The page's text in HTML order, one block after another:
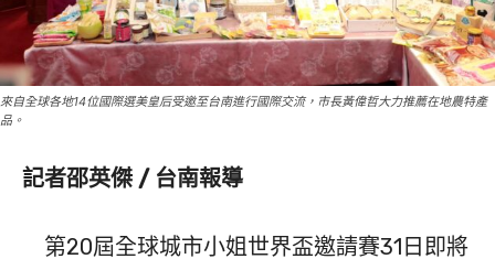
來自全球各地14位國際選美皇后受邀至台南進行國際交流，市長黃偉哲大力推薦在地農特產
品。
記者邵英傑 / 台南報導
第20屆全球城市小姐世界盃邀請賽31日即將